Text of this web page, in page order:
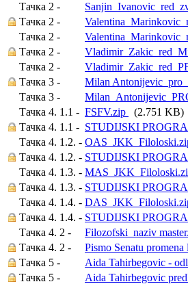
Тачка 2 -
Тачка 2 -
Тачка 2 -
Тачка 2 -
Тачка 2 -
Тачка 3 -
Milan
Тачка 3 -
Тачка 4. 1.1 - FSFV.zip
(2.751 KB)
Тачка 4. 1.1 - STUDIJSKI
Тачка 4. 1.2. -
Тачка 4. 1.2. - STUDIJSKI
Тачка 4. 1.3. -
Тачка 4. 1.3. - STUDIJSKI
Тачка 4. 1.4. -
Тачка 4. 1.4. - STUDIJSKI
Тачка 4. 2 -
Filozofski_naziv
Тачка 4. 2 -
Pismo Senatu
Тачка 5 -
Aida Tahirbegovic -
Тачка 5 -
Aida Tahirbegovic